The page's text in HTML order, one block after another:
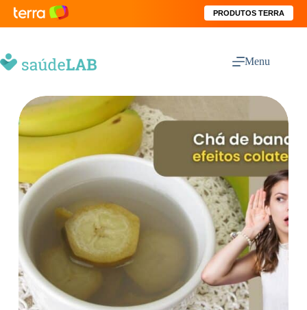
PRODUTOS TERRA
Menu